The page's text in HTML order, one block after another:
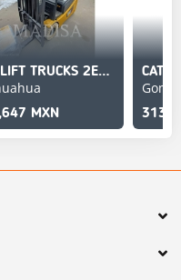
CAT LIFT TRUCKS 2ET3000
MXN